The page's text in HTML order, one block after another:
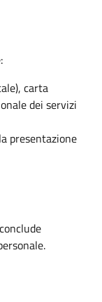
carta
dei servizi
presentazione